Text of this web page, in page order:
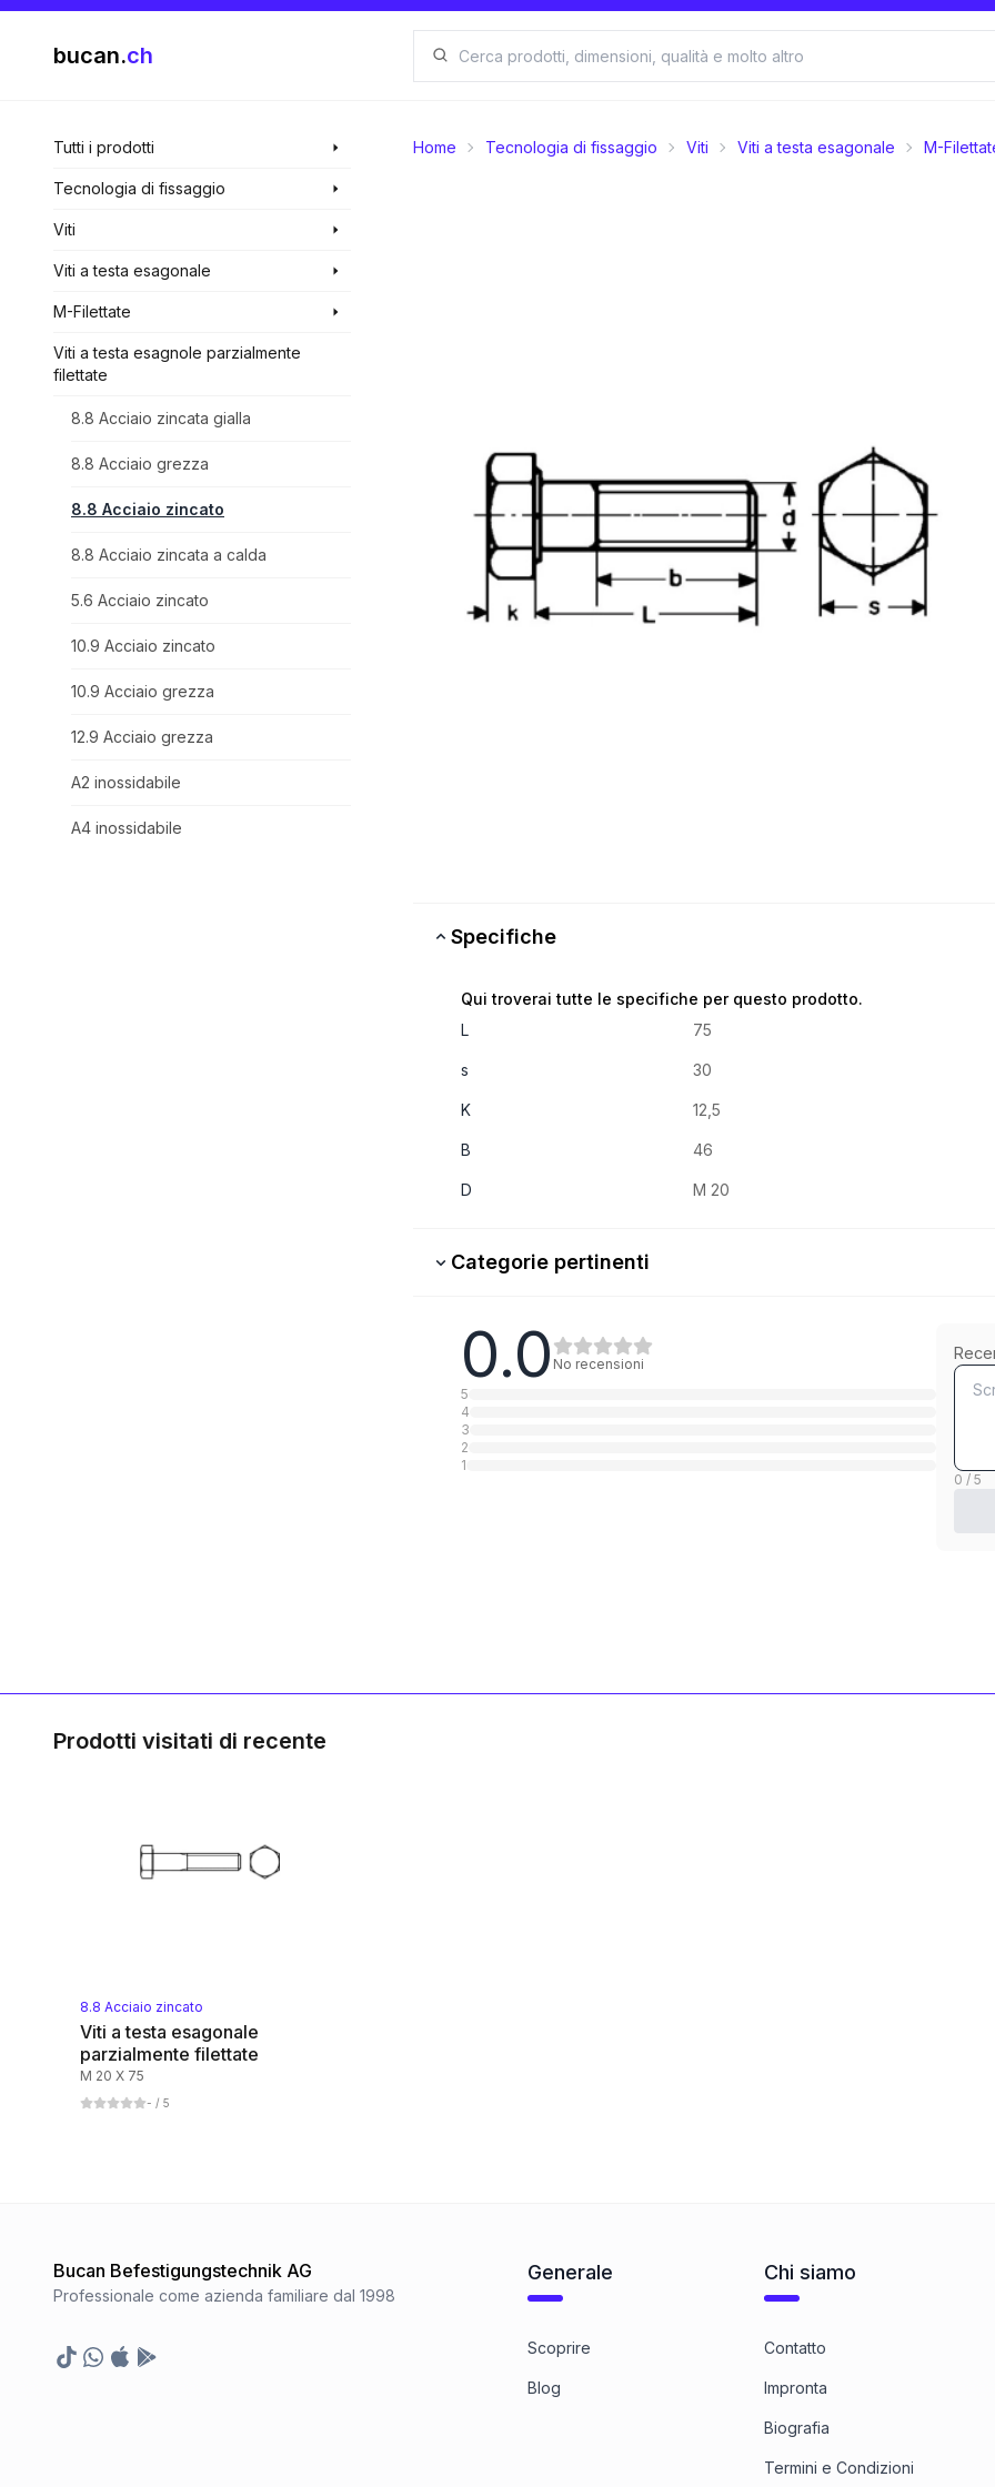
bucan.ch
Tutti i prodotti
Tecnologia di fissaggio
Viti
Viti a testa esagonale
M-Filettate
Viti a testa esagnole parzialmente
filettate
8.8 Acciaio zincata gialla
8.8 Acciaio grezza
8.8 Acciaio zincato
8.8 Acciaio zincata a calda
5.6 Acciaio zincato
10.9 Acciaio zincato
10.9 Acciaio grezza
12.9 Acciaio grezza
A2 inossidabile
A4 inossidabile
Home Tecnologia di fissaggio Viti Viti a testa esagonale M-
Specifiche
Qui troverai tutte le specifiche per questo prodotto.
L
75
s 30
K 12,5
B 46
D M 20
Categorie pertinenti
8.8 Stahl verzinkt
1 Categoria
0 / 5
0.0 No recensioni
5
4
3
2
1
Prodotti visitati di recente
8.8 Acciaio zincato
Viti a testa esagonale
parzialmente filettate
M 20 X 75
- / 5
Bucan Befestigungstechnik AG
Professionale come azienda familiare dal 1998
TikTokWhatsapp
Appstore
Google Play Store
Generale
Scoprire
Blog
Chi siamo
Contatto
Impronta
Biografia
Termini e Condizioni